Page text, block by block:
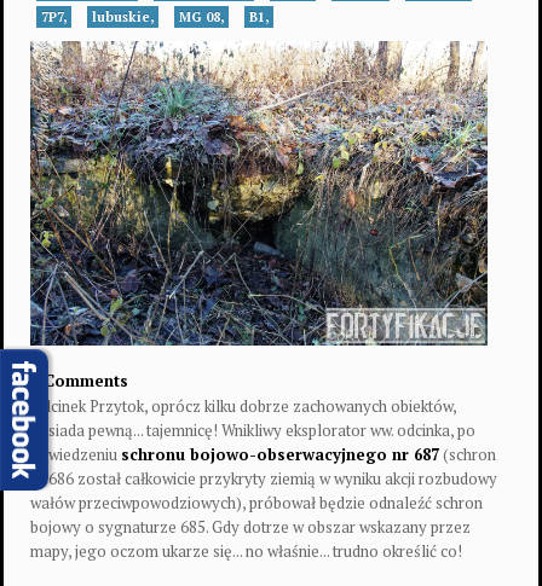
7P7,
lubuskie, MG 08, B1,
0 Comments
Odcinek Przytok, oprócz kilku dobrze zachowanych obiektów,
posiada pewną... tajemnicę! Wnikliwy eksplorator ww. odcinka, po
odwiedzeniu schronu bojowo-obserwacyjnego nr 687(schron
nr 686 został całkowicie przykryty ziemią w wyniku akcji rozbudowy
wałów przeciwpowodziowych), próbował będzie odnaleźć schron
bojowy o sygnaturze 685. Gdy dotrze w obszar wskazany przez
mapy, jego oczom ukarze się... no właśnie... trudno określić co!